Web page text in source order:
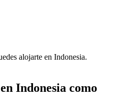
alojarte en Indonesia.
Indonesia como